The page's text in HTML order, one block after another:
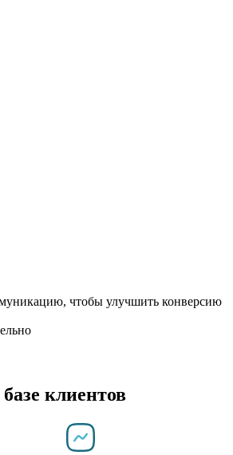
чтобы улучшить конверсию
клиентов